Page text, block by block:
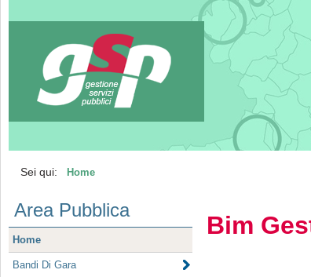
Sei qui: Home
Area Pubblica
Home
Bandi Di Gara
Bim